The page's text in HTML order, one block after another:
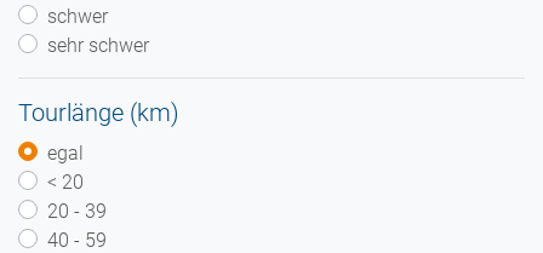
schwer
sehr schwer
Tourlänge (km)
egal
< 20
20 - 39
40 - 59